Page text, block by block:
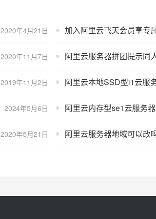
2020年4月21日
2020年11月7日
2019年11月2日
2024年5月6日
2020年5月21日